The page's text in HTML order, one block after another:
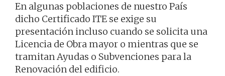
En algunas poblaciones de nuestro País
dicho Certificado ITE se exige su
presentación incluso cuando se solicita una
Licencia de Obra mayor o mientras que se
tramitan Ayudas o Subvenciones para la
Renovación del edificio.